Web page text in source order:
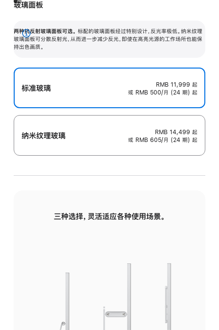
玻璃面板
两种抗反射玻璃面板可选。 标配的玻璃面板经过特别设计，反光率极低。纳米纹理
玻璃面板可分散反射光，从而进一步减少反光，即使在高亮光源的工作场所也能保
持出色画质。
展
开
标准玻璃 RMB 11,999 起
或 RMB 500/月 (24 期) 起
纳米纹理玻璃 RMB 14,499 起
或 RMB 605/月 (24 期) 起
三种选择，灵活适应各种使用场景。